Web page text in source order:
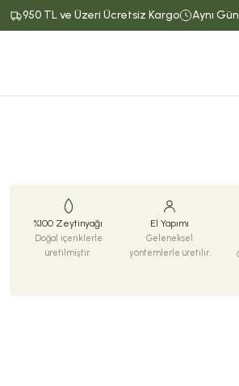
950 TL ve Üzeri Ücretsiz Kargo Aynı
%100 Zeytinyağı
Doğal içeriklerle
üretilmiştir.
El Yapımı
Geleneksel
yöntemlerle üretilir.